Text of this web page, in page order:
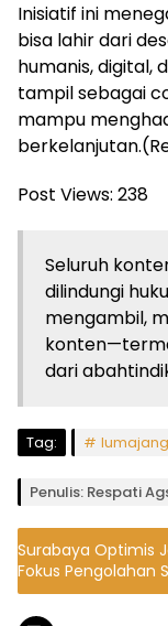
Inisiatif ini
bisa lahir dari
humanis, digital,
tampil sebagai
mampu
Post Views: 238
Seluruh
dilindungi
mengambil,
dari
Tag: lumajang
Penulis: Respati
Surabaya Optimis
Fokus Pengolahan